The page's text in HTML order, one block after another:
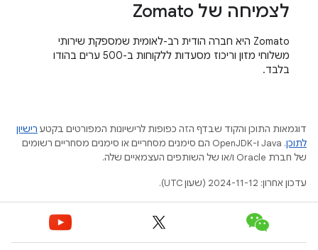
לצמיחה של Zomato
‫Zomato היא חברה הודית רב-לאומית שמספקת שירותי
משלוחי מזון וריכוז מסעדות ללקוחות ב-500 ערים בהודו
בלבד.
דוגמאות התוכן והקוד שבדף הזה כפופות לרישיונות המפורטים בקטע רישיון
לתוכן
.‏ Java ו-OpenJDK הם סימנים מסחריים או סימנים מסחריים רשומים
של חברת Oracle ו/או של השותפים העצמאיים שלה.
עדכון אחרון: 2024-11-12 (שעון UTC).